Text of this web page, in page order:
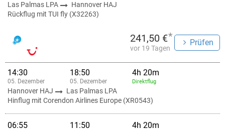
Las Palmas LPA
Hannover HAJ
Rückflug mit TUI fly (X32263)
241,50 €*
vor 19 Tagen
Prüfen
14:30
05. Dezember
18:50
05. Dezember
4h 20m
Direktflug
Hannover HAJ
Las Palmas LPA
Hinflug mit Corendon Airlines Europe (XR0543)
06:55 11:50 4h 20m